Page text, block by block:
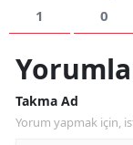
1 0
Takma Ad
Yorum yapmak için,